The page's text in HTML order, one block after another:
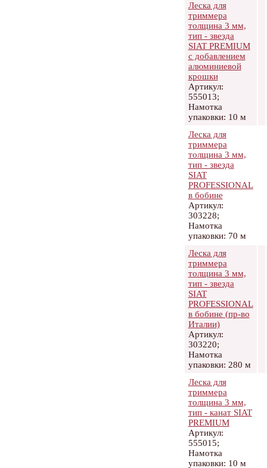
Леска для
триммера
толщина 3 мм,
тип - звезда
SIAT PREMIUM
с добавлением
алюминиевой
крошки
Артикул:
555013;
Намотка
упаковки: 10 м
Леска для
триммера
толщина 3 мм,
тип - звезда
SIAT
PROFESSIONAL
в бобине
Артикул:
303228;
Намотка
упаковки: 70 м
Леска для
триммера
толщина 3 мм,
тип - звезда
SIAT
PROFESSIONAL
в бобине (пр-во
Италии)
Артикул:
303220;
Намотка
упаковки: 280 м
Леска для
триммера
толщина 3 мм,
тип - канат SIAT
PREMIUM
Артикул:
555015;
Намотка
упаковки: 10 м